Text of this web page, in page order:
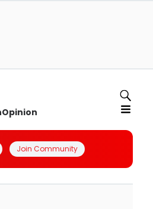
Opinion
Join Community